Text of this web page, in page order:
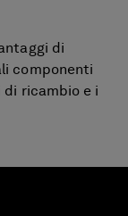
di
componenti
ricambio e i